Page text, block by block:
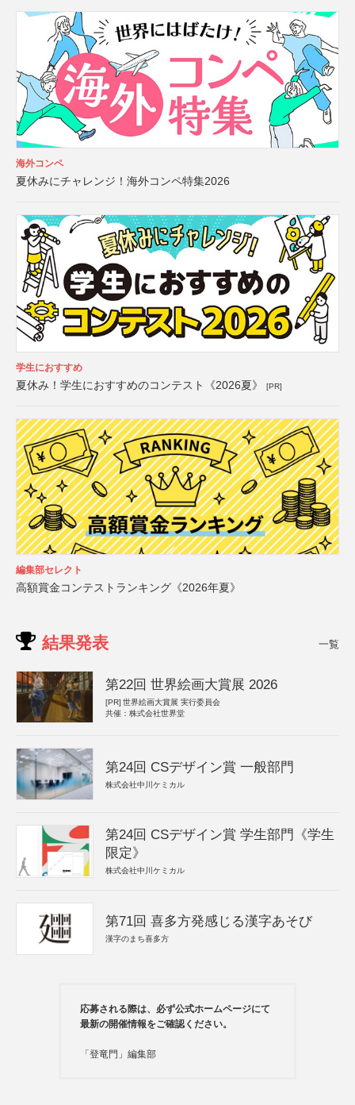
海外コンペ
夏休みにチャレンジ！海外コンペ特集2026
学生におすすめ
夏休み！学生におすすめのコンテスト《2026夏》 [PR]
編集部セレクト
高額賞金コンテストランキング《2026年夏》
結果発表 一覧
第22回 世界絵画大賞展 2026
[PR] 世界絵画大賞展 実行委員会
共催：株式会社世界堂
第24回 CSデザイン賞 一般部門
株式会社中川ケミカル
第24回 CSデザイン賞 学生部門《学生
限定》
株式会社中川ケミカル
第71回 喜多方発感じる漢字あそび
漢字のまち喜多方
応募される際は、必ず公式ホームページにて
最新の開催情報をご確認ください。
「登竜門」編集部